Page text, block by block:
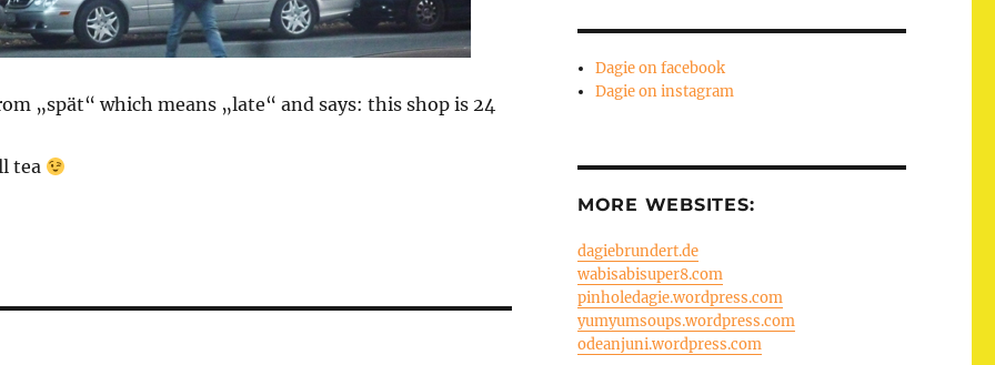
„spät“ which means „late“ and says: this shop is 24
tea
Dagie on facebook
Dagie on instagram
MORE WEBSITES:
dagiebrundert.de
wabisabisuper8.com
pinholedagie.wordpress.com
yumyumsoups.wordpress.com
odeanjuni.wordpress.com